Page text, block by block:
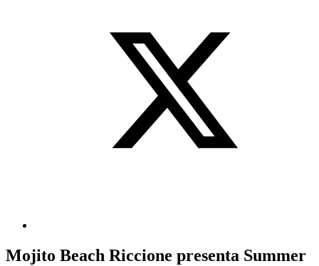
Mojito Beach Riccione presenta Summer